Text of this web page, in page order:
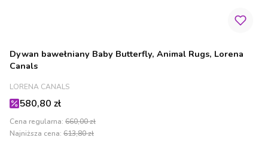
Dywan bawełniany Baby Butterfly, Animal Rugs, Lorena
Canals
PRODUCENT
LORENA CANALS
Cena promocyjna
580,80 zł
Cena regularna: 660,00 zł
Najniższa cena: 613,80 zł